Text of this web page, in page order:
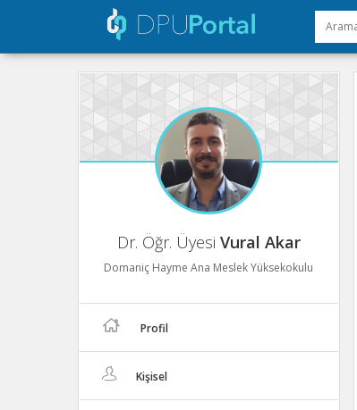
Dr. Öğr. Üyesi Vural Akar
Domaniç Hayme Ana Meslek Yüksekokulu
Profil
Kişisel